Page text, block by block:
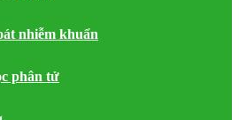
nhiễm khuẩn
phân tử